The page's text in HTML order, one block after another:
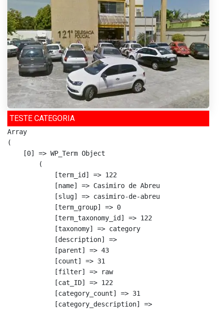
TESTE CATEGORIA
Array
(
    [0] => WP_Term Object
        (
            [term_id] => 122
            [name] => Casimiro de Abreu
            [slug] => casimiro-de-abreu
            [term_group] => 0
            [term_taxonomy_id] => 122
            [taxonomy] => category
            [description] =>
            [parent] => 43
            [count] => 31
            [filter] => raw
            [cat_ID] => 122
            [category_count] => 31
            [category_description] =>